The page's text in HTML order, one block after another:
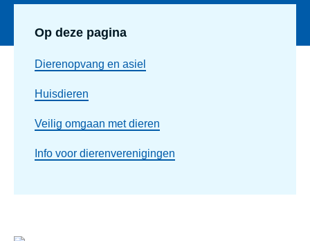
Op deze pagina
Dierenopvang en asiel
Huisdieren
Veilig omgaan met dieren
Info voor dierenverenigingen